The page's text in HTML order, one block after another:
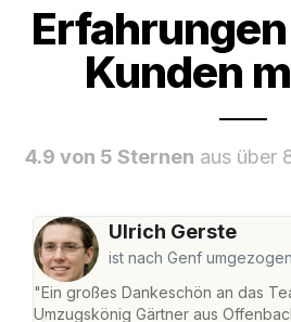
Kunden
4.9 von 5 Sternen aus über
Ulrich Gerste
ist nach Genf umgezogen
"Ein großes Dankeschön an das
Umzugskönig Gärtner aus